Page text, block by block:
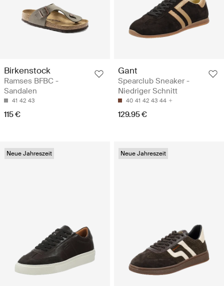
Birkenstock
Ramses BFBC -
Sandalen
41 42 43
115 €
Gant
Spearclub Sneaker -
Niedriger Schnitt
40 41 42 43 44
129.95 €
Neue Jahreszeit Neue Jahreszeit